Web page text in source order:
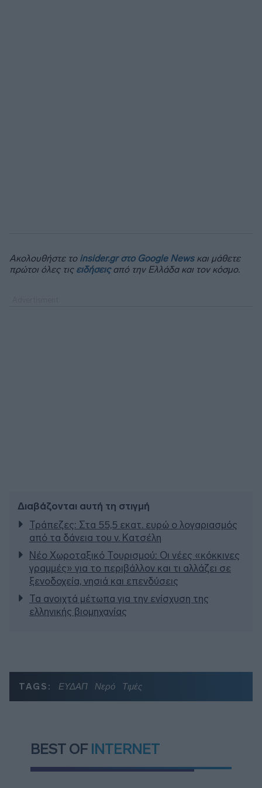
Ακολουθήστε το insider.gr στο Google Newsκαι μάθετε
πρώτοι όλες τις ειδήσειςαπό την Ελλάδα και τον κόσμο.
Διαβάζονται αυτή τη στιγμή
Τράπεζες: Στα 55,5 εκατ. ευρώ ο λογαριασμός
από τα δάνεια του ν. Κατσέλη
Νέο Χωροταξικό Τουρισμού: Οι νέες «κόκκινες
γραμμές» για το περιβάλλον και τι αλλάζει σε
ξενοδοχεία, νησιά και επενδύσεις
Τα ανοιχτά μέτωπα για την ενίσχυση της
ελληνικής βιομηχανίας
TAGS: ΕΥΔΑΠ Νερό Τιμές
BEST OF INTERNET